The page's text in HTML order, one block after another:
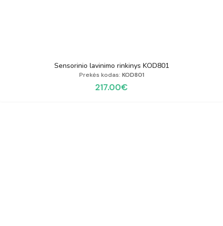
Sensorinio lavinimo rinkinys KOD801
Prekės kodas: KOD801
217.00€